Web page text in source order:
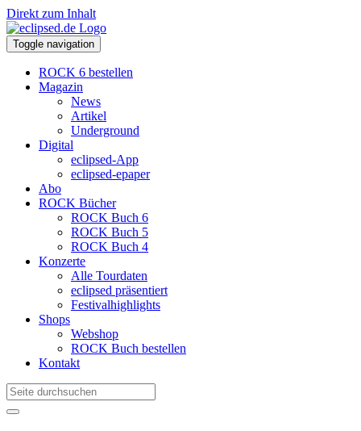
Direkt zum Inhalt
Toggle navigation
ROCK 6 bestellen
Magazin
News
Artikel
Underground
Digital
eclipsed-App
eclipsed-epaper
Abo
ROCK Bücher
ROCK Buch 6
ROCK Buch 5
ROCK Buch 4
Konzerte
Alle Tourdaten
eclipsed präsentiert
Festivalhighlights
Shops
Webshop
ROCK Buch bestellen
Kontakt